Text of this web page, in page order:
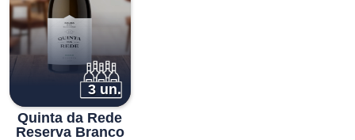
3 un.
Quinta da Rede
Reserva Branco